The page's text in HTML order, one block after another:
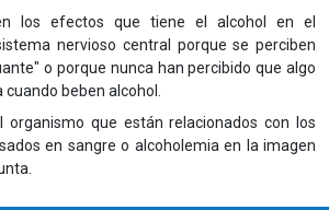
los efectos que tiene el alcohol en el
nervioso central porque se perciben
o porque nunca han percibido que algo
beben alcohol.
que están relacionados con los
en sangre o alcoholemia en la imagen